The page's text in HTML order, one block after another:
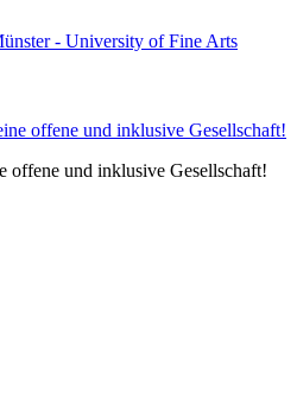
offene und inklusive Gesellschaft!